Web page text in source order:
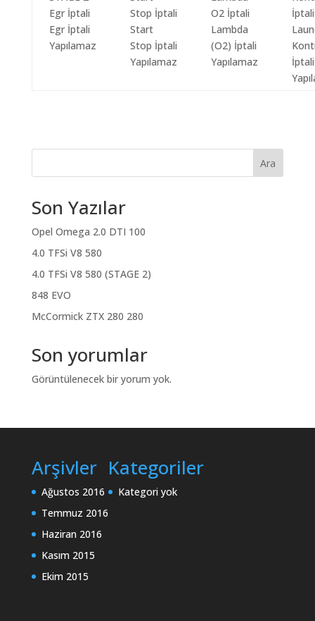
Egr İptali
Yapılamaz
Start
Stop İptali
Yapılamaz
Lambda
(O2) İptali
Yapılamaz
İptali
Ara
Son Yazılar
Opel Omega 2.0 DTI 100
4.0 TFSi V8 580
4.0 TFSi V8 580 (STAGE 2)
848 EVO
McCormick ZTX 280 280
Son yorumlar
Görüntülenecek bir yorum yok.
Arşivler
Ağustos 2016
Temmuz 2016
Haziran 2016
Kasım 2015
Ekim 2015
Kategoriler
Kategori yok